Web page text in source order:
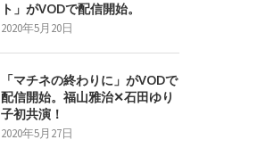
ト」がVODで配信開始。
2020年5月20日
「マチネの終わりに」がVODで
配信開始。福山雅治✕石田ゆり
子初共演！
2020年5月27日